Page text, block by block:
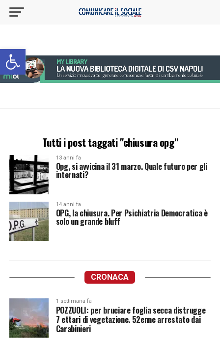
Apri la barra degli strumenti
Tutti i post taggati "chiusura opg"
13 anni fa
Opg, si avvicina il 31 marzo. Quale futuro per gli
internati?
14 anni fa
OPG, la chiusura. Per Psichiatria Democratica è
solo un grande bluff
CRONACA
1 settimana fa
POZZUOLI: per bruciare foglia secca distrugge
7 ettari di vegetazione. 52enne arrestato dai
Carabinieri